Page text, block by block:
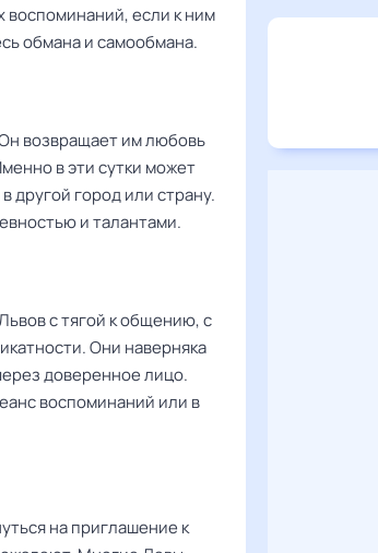
воспоминаний, если к ним
обмана и самообмана.
возвращает им любовь
в эти сутки может
другой город или страну.
и талантами.
с тягой к общению, с
Они наверняка
доверенное лицо.
воспоминаний или в
на приглашение к